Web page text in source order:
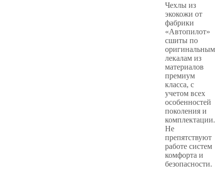
Чехлы из
экокожи от
фабрики
«Автопилот»
сшиты по
оригинальным
лекалам из
материалов
премиум
класса, с
учетом всех
особенностей
поколения и
комплектации.
Не
препятствуют
работе систем
комфорта и
безопасности.